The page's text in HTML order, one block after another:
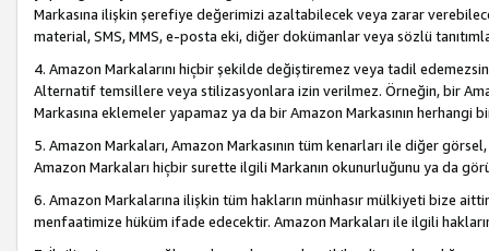
Markasına ilişkin şerefiye değerimizi azaltabilecek veya zarar
material, SMS, MMS, e-posta eki, diğer dokümanlar veya sözlü
4. Amazon Markalarını hiçbir şekilde değiştiremez veya tadil
Alternatif temsillere veya stilizasyonlara izin verilmez. Örneğin, bir
Markasına eklemeler yapamaz ya da bir Amazon Markasının herhangi
5. Amazon Markaları, Amazon Markasının tüm kenarları ile diğer
Amazon Markaları hiçbir surette ilgili Markanın okunurluğunu ya da
6. Amazon Markalarına ilişkin tüm hakların münhasır mülkiyeti bize
menfaatimize hüküm ifade edecektir. Amazon Markaları ile ilgili